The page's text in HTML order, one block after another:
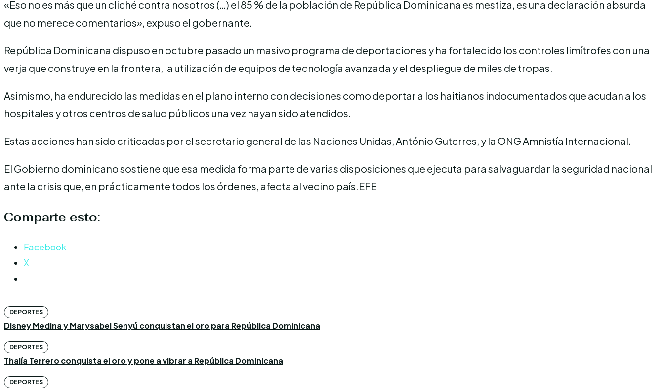
«Eso no es más que un cliché contra nosotros (…) el 85 % de la población de República Dominicana es mestiza, es una declaración absurda
que no merece comentarios», expuso el gobernante.
República Dominicana dispuso en octubre pasado un masivo programa de deportaciones y ha fortalecido los controles limítrofes con una
verja que construye en la frontera, la utilización de equipos de tecnología avanzada y el despliegue de miles de tropas.
Asimismo, ha endurecido las medidas en el plano interno con decisiones como deportar a los haitianos indocumentados que acudan a los
hospitales y otros centros de salud públicos una vez hayan sido atendidos.
Estas acciones han sido criticadas por el secretario general de las Naciones Unidas, António Guterres, y la ONG Amnistía Internacional.
El Gobierno dominicano sostiene que esa medida forma parte de varias disposiciones que ejecuta para salvaguardar la seguridad nacional
ante la crisis que, en prácticamente todos los órdenes, afecta al vecino país.EFE
Comparte esto:
Facebook
X
DEPORTES
Disney Medina y Marysabel Senyú conquistan el oro para República Dominicana
DEPORTES
Thalía Terrero conquista el oro y pone a vibrar a República Dominicana
DEPORTES